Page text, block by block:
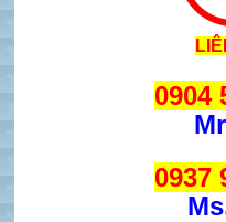
0904
0937